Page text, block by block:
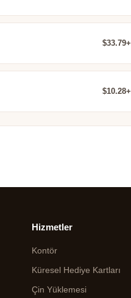
$33.79+
$10.28+
Hizmetler
Kontör
Küresel Hediye Kartları
Çin Yüklemesi